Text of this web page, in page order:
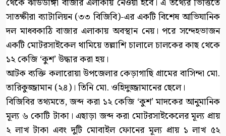
সাতক্ষীরা ব্যাটালিয়ন (৩৩ বিজিবি)-এর একটি বিশেষ আভিযানিক
দল মাধবকাঠি বাজার এলাকায় অবস্থান নেয়। পরে সন্দেহভাজন
একটি মোটরসাইকেল থামিয়ে তল্লাশি চালালে চালকের কাছ থেকে
১২ কেজি ‘কুশ’ উদ্ধার করা হয়।
আটক ব্যক্তি কলারোয়া উপজেলার কেড়াগাছি গ্রামের বাসিন্দা মো.
তারিকুজ্জামান (২৪)। তিনি মো. ওহিদুজ্জামানের ছেলে।
বিজিবির তথ্যমতে, জব্দ করা ১২ কেজি ‘কুশ’ মাদকের আনুমানিক
মূল্য ৬ কোটি টাকা। এছাড়া জব্দ করা মোটরসাইকেলের মূল্য প্রায়
২ লাখ টাকা এবং দুটি মোবাইল ফোনের মূল্য প্রায় ১ লাখ ৫২